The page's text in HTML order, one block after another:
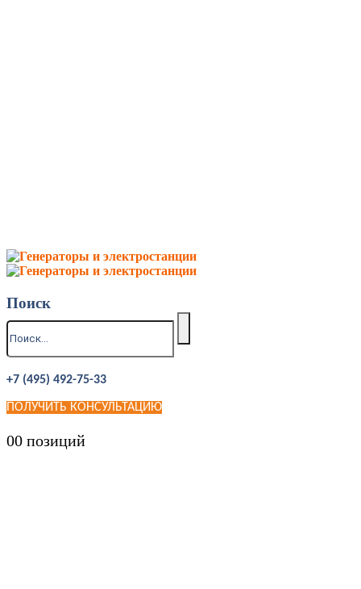
Поиск
+7 (495) 492-75-33
ПОЛУЧИТЬ КОНСУЛЬТАЦИЮ
00 позиций